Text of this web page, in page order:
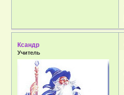
Ксандр
Учитель